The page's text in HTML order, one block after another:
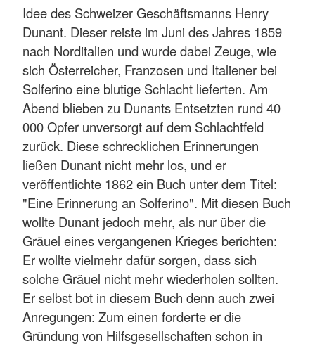
Idee des Schweizer Geschäftsmanns Henry
Dunant. Dieser reiste im Juni des Jahres 1859
nach Norditalien und wurde dabei Zeuge, wie
sich Österreicher, Franzosen und Italiener bei
Solferino eine blutige Schlacht lieferten. Am
Abend blieben zu Dunants Entsetzten rund 40
000 Opfer unversorgt auf dem Schlachtfeld
zurück. Diese schrecklichen Erinnerungen
ließen Dunant nicht mehr los, und er
veröffentlichte 1862 ein Buch unter dem Titel:
"Eine Erinnerung an Solferino". Mit diesen Buch
wollte Dunant jedoch mehr, als nur über die
Gräuel eines vergangenen Krieges berichten:
Er wollte vielmehr dafür sorgen, dass sich
solche Gräuel nicht mehr wiederholen sollten.
Er selbst bot in diesem Buch denn auch zwei
Anregungen: Zum einen forderte er die
Gründung von Hilfsgesellschaften schon in